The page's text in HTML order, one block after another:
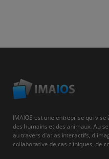
IMAIOS est une entreprise qui
des humains et des animaux. Au
au travers d'atlas interactifs,
collaborative de cas cliniques, de